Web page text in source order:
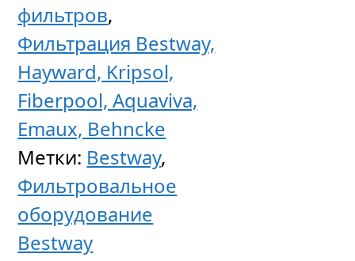
фильтров,
Фильтрация Bestway,
Hayward, Kripsol,
Fiberpool, Aquaviva,
Emaux, Behncke
Метки: Bestway,
Фильтровальное
оборудование
Bestway